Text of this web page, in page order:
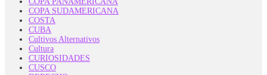
COPA SUDAMERICANA
COSTA
CUBA
Cultivos Alternativos
Cultura
CURIOSIDADES
CUSCO